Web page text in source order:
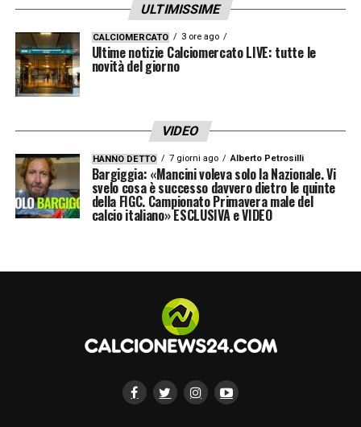
ULTIMISSIME
CALCIOMERCATO 3 ore ago
Ultime notizie Calciomercato LIVE: tutte le
novità del giorno
VIDEO
HANNO DETTO 7 giorni ago Alberto Petrosilli
Bargiggia: «Mancini voleva solo la Nazionale. Vi
svelo cosa è successo davvero dietro le quinte
della FIGC. Campionato Primavera male del
calcio italiano» ESCLUSIVA e VIDEO